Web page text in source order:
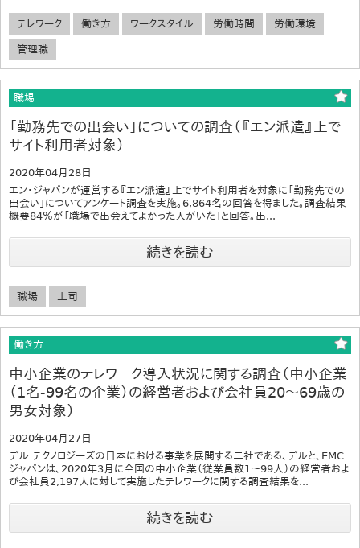
テレワーク 働き方 ワークスタイル 労働時間 労働環境
管理職
職場
「勤務先での出会い」についての調査（『エン派遣』上で
サイト利用者対象）
2020年04月28日
エン・ジャパンが運営する『エン派遣』上でサイト利用者を対象に「勤務先での
出会い」についてアンケート調査を実施。6,864名の回答を得ました。調査結果
概要84％が「職場で出会えてよかった人がいた」と回答。出...
続きを読む
職場 上司
働き方
中小企業のテレワーク導入状況に関する調査（中小企業
（1名-99名の企業）の経営者および会社員20～69歳の
男女対象）
2020年04月27日
デル テクノロジーズの日本における事業を展開する二社である、デルと、EMC
ジャパンは、2020年3月に全国の中小企業（従業員数1～99人）の経営者およ
び会社員2,197人に対して実施したテレワークに関する調査結果を...
続きを読む